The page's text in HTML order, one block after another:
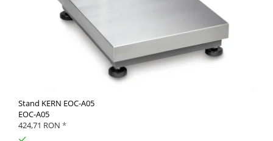
Stand KERN EOC-A05
EOC-A05
424,71 RON *